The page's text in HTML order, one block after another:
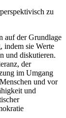
zu
auf der Grundlage
indem sie Werte
und diskutieren.
der
im Umgang
und vor
und